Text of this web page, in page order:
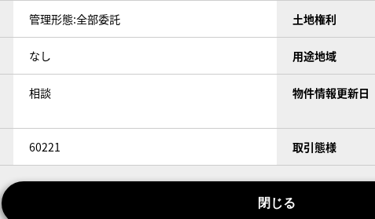
管理形態:全部委託 土地権利
なし 用途地域
相談 物件情報更新日
60221 取引態様
閉じる